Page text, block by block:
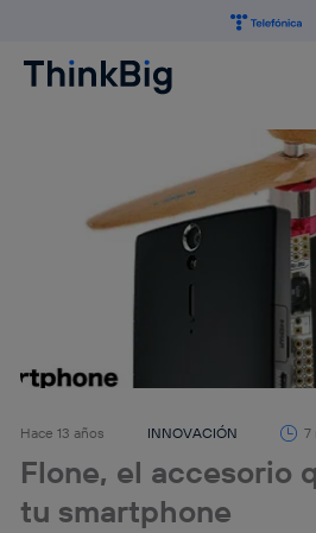
Hace 13 años INNOVACIÓN 7
Flone, el accesorio
tu smartphone